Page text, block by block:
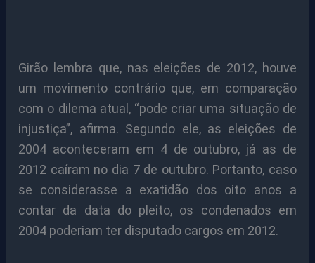
Girão lembra que, nas eleições de 2012, houve
um movimento contrário que, em comparação
com o dilema atual, “pode criar uma situação de
injustiça”, afirma. Segundo ele, as eleições de
2004 aconteceram em 4 de outubro, já as de
2012 caíram no dia 7 de outubro. Portanto, caso
se considerasse a exatidão dos oito anos a
contar da data do pleito, os condenados em
2004 poderiam ter disputado cargos em 2012.